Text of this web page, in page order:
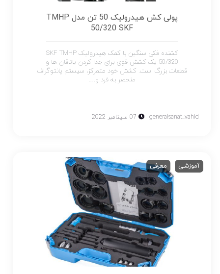
پولی کش هیدرولیک 50 تن مدل TMHP
50/320 SKF
کشنده فکی سنگین با کمک هیدرولیک SKF TMHP
50/320 یک کشش قوی برای جدا کردن یاتاقان ها و
قطعات بزرگ است. کشش خود متمرکز، سیستم پانتوگراف
منحصر به فرد و…
generalsanat_vahid 07 سپتامبر 2022
آموزشی معرفی